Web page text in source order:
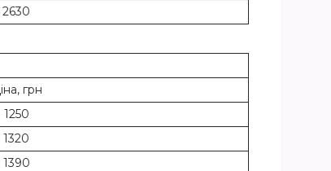
2630
грн
1250
1320
1390